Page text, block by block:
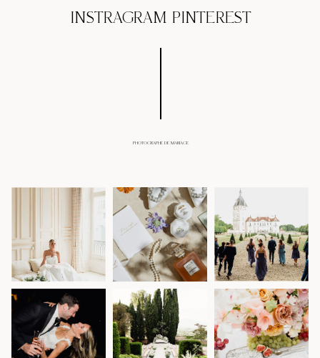
INSTRAGRAM PINTEREST
PHOTOGRAPHE DE MARIAGE